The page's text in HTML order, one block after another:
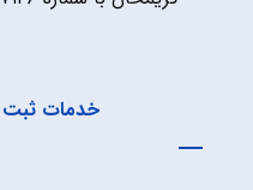
خدمات